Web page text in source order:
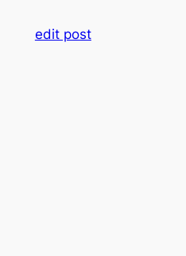
edit post